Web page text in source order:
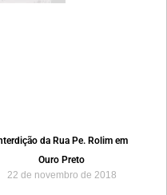
da Rua Pe. Rolim em
Ouro Preto
22 de novembro de 2018